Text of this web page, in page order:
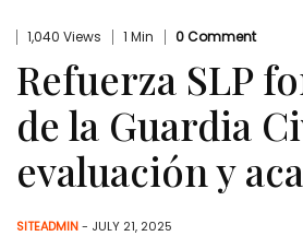
1,040 Views 1 Min 0 Comment
Refuerza SLP
de la Guardia
evaluación y
SITEADMIN- JULY 21, 2025